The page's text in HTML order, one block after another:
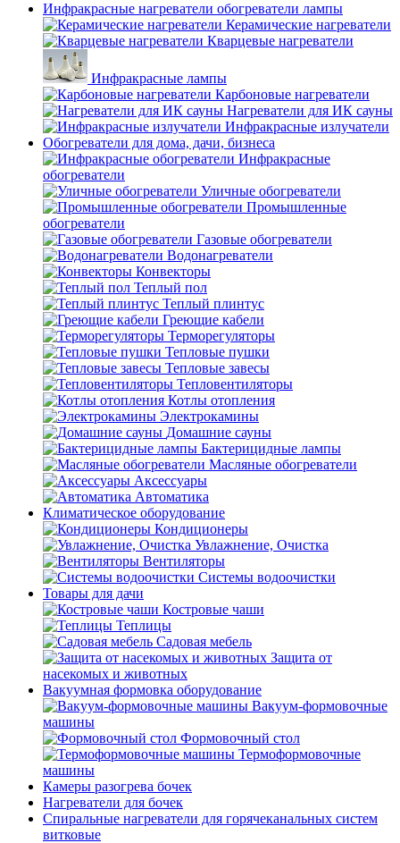
Инфракрасные нагреватели обогреватели лампы
Керамические нагреватели
Кварцевые нагреватели
Инфракрасные лампы
Карбоновые нагреватели
Нагреватели для ИК сауны
Инфракрасные излучатели
Обогреватели для дома, дачи, бизнеса
Инфракрасные
обогреватели
Уличные обогреватели
Промышленные
обогреватели
Газовые обогреватели
Водонагреватели
Конвекторы
Теплый пол
Теплый плинтус
Греющие кабели
Терморегуляторы
Тепловые пушки
Тепловые завесы
Тепловентиляторы
Котлы отопления
Электрокамины
Домашние сауны
Бактерицидные лампы
Масляные обогреватели
Аксессуары
Автоматика
Климатическое оборудование
Кондиционеры
Увлажнение, Очистка
Вентиляторы
Системы водоочистки
Товары для дачи
Костровые чаши
Теплицы
Садовая мебель
Защита от
насекомых и животных
Вакуумная формовка оборудование
Вакуум-формовочные
машины
Формовочный стол
Термоформовочные
машины
Камеры разогрева бочек
Нагреватели для бочек
Спиральные нагреватели для горячеканальных систем
витковые